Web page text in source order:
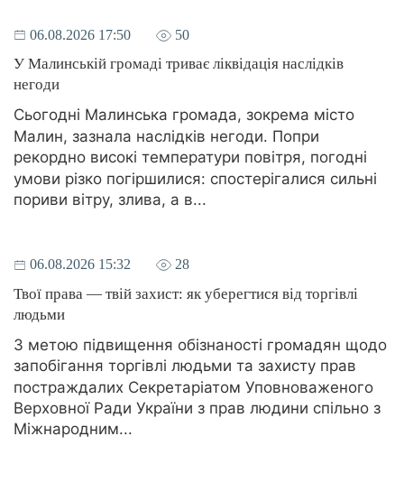
06.08.2026 17:50 50
У Малинській громаді триває ліквідація наслідків
негоди
Сьогодні Малинська громада, зокрема місто
Малин, зазнала наслідків негоди. Попри
рекордно високі температури повітря, погодні
умови різко погіршилися: спостерігалися сильні
пориви вітру, злива, а в...
06.08.2026 15:32 28
Твої права — твій захист: як уберегтися від торгівлі
людьми
З метою підвищення обізнаності громадян щодо
запобігання торгівлі людьми та захисту прав
постраждалих Секретаріатом Уповноваженого
Верховної Ради України з прав людини спільно з
Міжнародним...